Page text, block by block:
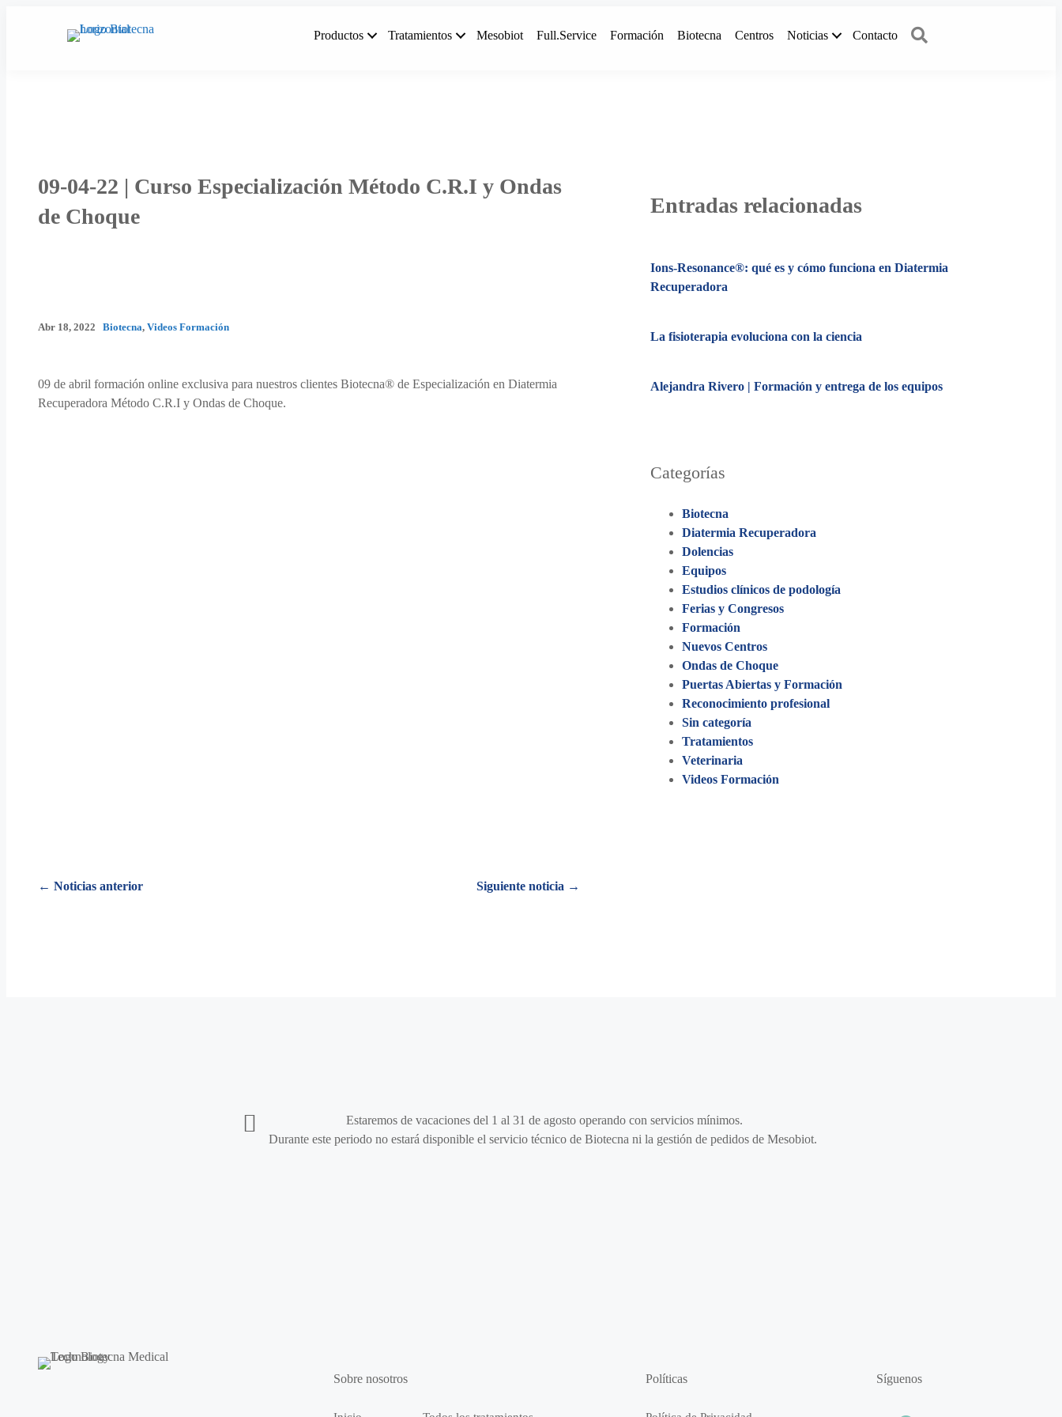
Productos Tratamientos Mesobiot Full.Service Formación Biotecna Centros Noticias Contacto
09-04-22 | Curso Especialización Método C.R.I y Ondas
de Choque
Abr 18, 2022 Biotecna, Videos Formación
09 de abril formación online exclusiva para nuestros clientes Biotecna® de Especialización en Diatermia
Recuperadora Método C.R.I y Ondas de Choque.
Posts
← Noticias anterior Siguiente noticia →
Entradas relacionadas
Ions-Resonance®: qué es y cómo funciona en Diatermia
Recuperadora
La fisioterapia evoluciona con la ciencia
Alejandra Rivero | Formación y entrega de los equipos
Categorías
Biotecna
Diatermia Recuperadora
Dolencias
Equipos
Estudios clínicos de podología
Ferias y Congresos
Formación
Nuevos Centros
Ondas de Choque
Puertas Abiertas y Formación
Reconocimiento profesional
Sin categoría
Tratamientos
Veterinaria
Videos Formación
Estaremos de vacaciones del 1 al 31 de agosto operando con servicios mínimos.
Durante este periodo no estará disponible el servicio técnico de Biotecna ni la gestión de pedidos de Mesobiot.
Sobre nosotros Políticas Síguenos